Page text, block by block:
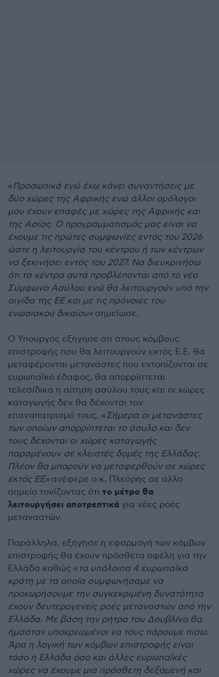
«Προσωπικά εγώ έχω κάνει συναντήσεις με
δύο χώρες της Αφρικής ενώ άλλοι ομόλογοι
μου έχουν επαφές με χώρες της Αφρικής και
της Ασίας. Ο προγραμματισμός μας είναι να
έχουμε τις πρώτες συμφωνίες εντός του 2026
ώστε η λειτουργία του κέντρου ή των κέντρων
να ξεκινήσει εντός του 2027. Να διευκρινήσω
ότι τα κέντρα αυτά προβλέπονται από το νέο
Σύμφωνο Ασύλου ενώ θα λειτουργούν υπό την
αιγίδα της ΕΕ και με τις πρόνοιες του
ενωσιακού δικαίου»σημείωσε.
Ο Υπουργός εξήγησε ότι στους κόμβους
επιστροφής που θα λειτουργούν εκτός Ε.Ε. θα
μεταφέρονται μετανάστες που εντοπίζονται σε
ευρωπαϊκό έδαφος, θα απορρίπτεται
τελεσίδικα η αίτηση ασύλου τους και οι χώρες
καταγωγής δεν θα δέχονται τον
επαναπατρισμό τους. «Σήμερα οι μετανάστες
των οποίων απορρίπτεται το άσυλο και δεν
τους δέχονται οι χώρες καταγωγής
παραμένουν σε κλειστές δομές της Ελλάδας.
Πλέον θα μπορούν να μεταφερθούν σε χώρες
εκτός ΕΕ»ανέφερε ο κ. Πλεύρης σε άλλο
σημείο τονίζοντας ότι το μέτρο θα
λειτουργήσει αποτρεπτικά για νέες ροές
μεταναστών.
Παράλληλα, εξήγησε η εφαρμογή των κόμβων
επιστροφής θα έχουν πρόσθετα οφέλη για την
Ελλάδα καθώς « τα υπόλοιπα 4 ευρωπαϊκά
κράτη με τα οποία συμφωνήσαμε να
προχωρήσουμε την συγκεκριμένη δυνατότητα
έχουν δευτερογενείς ροές μεταναστών από την
Ελλάδα. Με βάση την ρήτρα του Δουβλίνο θα
ήμασταν υποχρεωμένοι να τους πάρουμε πίσω.
Άρα η λογική των κόμβων επιστροφής είναι
τόσο η Ελλάδα όσο και άλλες ευρωπαϊκές
χώρες να έχουμε μια πρόσθετη δεξαμενή και